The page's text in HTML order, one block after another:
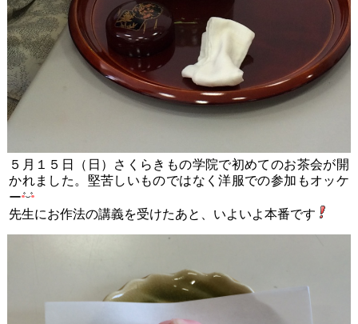
５月１５日（日）さくらきもの学院で初めてのお茶会が開
かれました。堅苦しいものではなく洋服での参加もオッケ
ー
先生にお作法の講義を受けたあと、いよいよ本番です